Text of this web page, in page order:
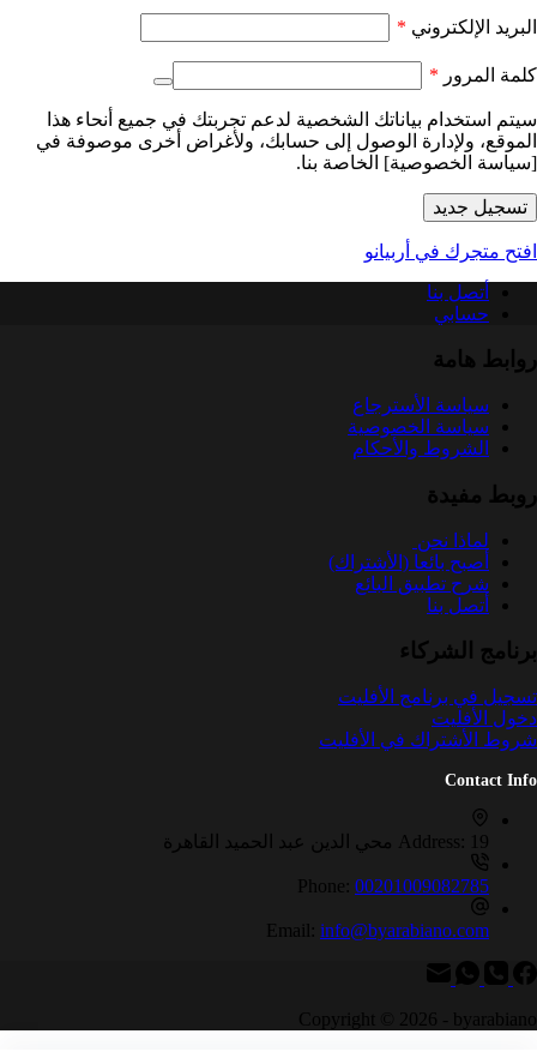
البريد الإلكتروني *
كلمة المرور *
سيتم استخدام بياناتك الشخصية لدعم تجربتك في جميع أنحاء هذا
الموقع، ولإدارة الوصول إلى حسابك، ولأغراض أخرى موصوفة في
[سياسة الخصوصية] الخاصة بنا.
تسجيل جديد
افتح متجرك في أربيانو
أتصل بنا
حسابي
روابط هامة
سياسة الأسترجاع
سياسة الخصوصية
الشروط والأحكام
روبط مفيدة
لماذا نحن
أصبح بائعا (الأشتراك)
شرح تطبيق البائع
أتصل بنا
برنامج الشركاء
تسجيل في برنامج الأفليت
دخول الأفليت
شروط الأشتراك في الأفليت
Contact Info
Address: 19 محي الدين عبد الحميد القاهرة
Phone: 00201009082785
Email: info@byarabiano.com
Copyright © 2026 - byarabiano